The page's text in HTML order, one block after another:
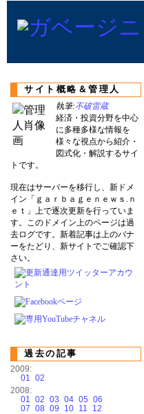
サイト概略＆管理人
執筆:不破雷蔵
経済・投資分野を中心
に多種多様な情報を
様々な視点から紹介・
図式化・解説するサイ
トです。
現在はサーバーを移行し、新ドメ
イン「ｇａｒｂａｇｅｎｅｗｓ.ｎ
ｅｔ」上で逐次更新を行っていま
す。このドメイン上のページは過
去ログです。新着記事は上のバナ
ーをたどり、新サイトでご確認下
さい。
過去の記事
2009:
01 02
2008:
01 02 03 04 05 06
07 08 09 10 11
12